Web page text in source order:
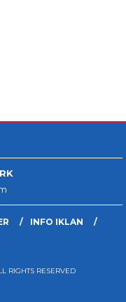
INFO IKLAN
RIGHTS RESERVED